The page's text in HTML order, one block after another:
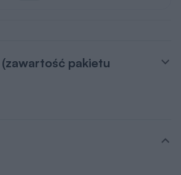
pakietu